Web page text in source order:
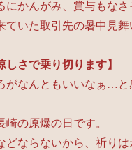
にかんがみ、賞与もな
ていた取引先の暑中見
しさで乗り切ります】
がなんともいいなぁ…と
の原爆の日です。
どならないから、祈り